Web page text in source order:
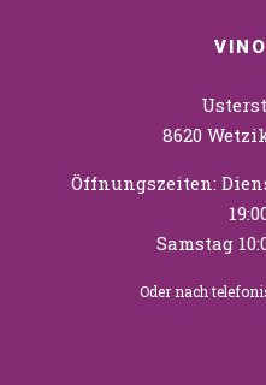
8620
Öffnungszeiten:
Samstag
Oder nach